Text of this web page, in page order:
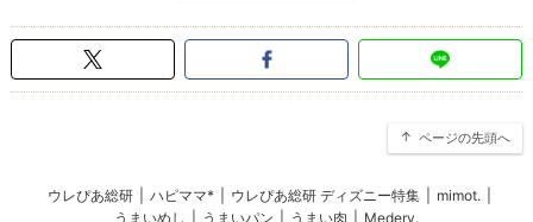
ページの先頭へ
ウレぴあ総研 ハピママ* ウレぴあ総研 ディズニー特集 mimot.
うまいめし
うまいパン うまい肉 Medery.